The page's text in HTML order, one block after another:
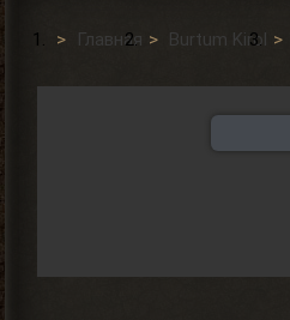
Главная Burtum Kirol